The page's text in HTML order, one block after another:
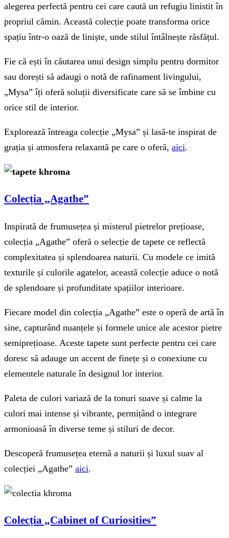
alegerea perfectă pentru cei care caută un refugiu linistit în
propriul cămin. Această colecție poate transforma orice
spațiu într-o oază de liniște, unde stilul întâlnește răsfățul.
Fie că ești în căutarea unui design simplu pentru dormitor
sau dorești să adaugi o notă de rafinament livingului,
„Mysa” îți oferă soluții diversificate care să se îmbine cu
orice stil de interior.
Explorează întreaga colecție „Mysa” și lasă-te inspirat de
grația și atmosfera relaxantă pe care o oferă, aici.
Colecția „Agathe”
Inspirată de frumusețea și misterul pietrelor prețioase,
colecția „Agathe” oferă o selecție de tapete ce reflectă
complexitatea și splendoarea naturii. Cu modele ce imită
texturile și culorile agatelor, această colecție aduce o notă
de splendoare și profunditate spațiilor interioare.
Fiecare model din colecția „Agathe” este o operă de artă în
sine, capturând nuanțele și formele unice ale acestor pietre
semiprețioase. Aceste tapete sunt perfecte pentru cei care
doresc să adauge un accent de finețe și o conexiune cu
elementele naturale în designul lor interior.
Paleta de culori variază de la tonuri suave și calme la
culori mai intense și vibrante, permițând o integrare
armonioasă în diverse teme și stiluri de decor.
Descoperă frumusețea eternă a naturii și luxul suav al
colecției „Agathe” aici.
Colecția „Cabinet of Curiosities”